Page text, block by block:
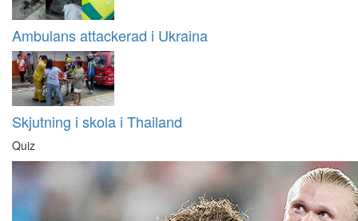
Ambulans attackerad i Ukraina
Skjutning i skola i Thailand
Quiz